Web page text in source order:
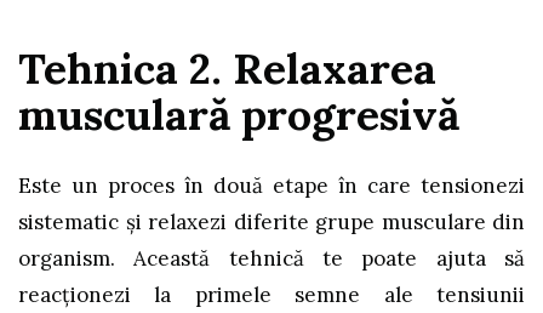
Tehnica 2. Relaxarea
musculară progresivă
Este un proces în două etape în care tensionezi
sistematic și relaxezi diferite grupe musculare din
organism. Această tehnică te poate ajuta să
reacționezi la primele semne ale tensiunii